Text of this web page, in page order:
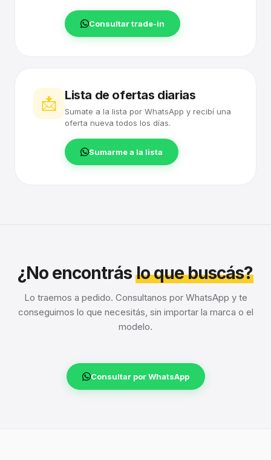
Consultar trade-in
📩 Lista de ofertas diarias
Sumate a la lista por WhatsApp y recibí una
oferta nueva todos los días.
Sumarme a la lista
¿No encontráslo que buscás?
Lo traemos a pedido. Consultanos por WhatsApp y te
conseguimos lo que necesitás, sin importar la marca o el
modelo.
Consultar por WhatsApp